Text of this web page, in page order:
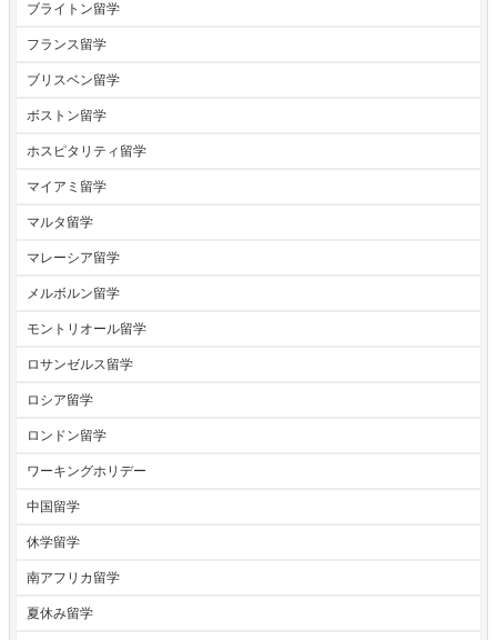
ブライトン留学
フランス留学
ブリスベン留学
ボストン留学
ホスピタリティ留学
マイアミ留学
マルタ留学
マレーシア留学
メルボルン留学
モントリオール留学
ロサンゼルス留学
ロシア留学
ロンドン留学
ワーキングホリデー
中国留学
休学留学
南アフリカ留学
夏休み留学